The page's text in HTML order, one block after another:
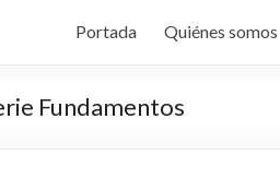
Portada Quiénes somos
Fundamentos